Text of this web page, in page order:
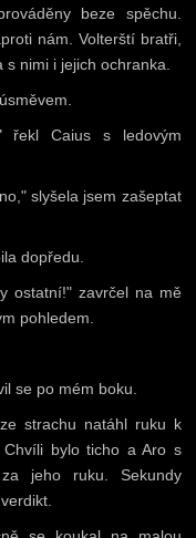
beze spěchu.
nám. Volterští bratři,
nimi i jejich ochranka.
řekl Caius s ledovým
slyšela jsem zašeptat
dopředu.
ostatní!" zavrčel na mě
pohledem.
se po mém boku.
strachu natáhl ruku k
bylo ticho a Aro s
jeho ruku. Sekundy